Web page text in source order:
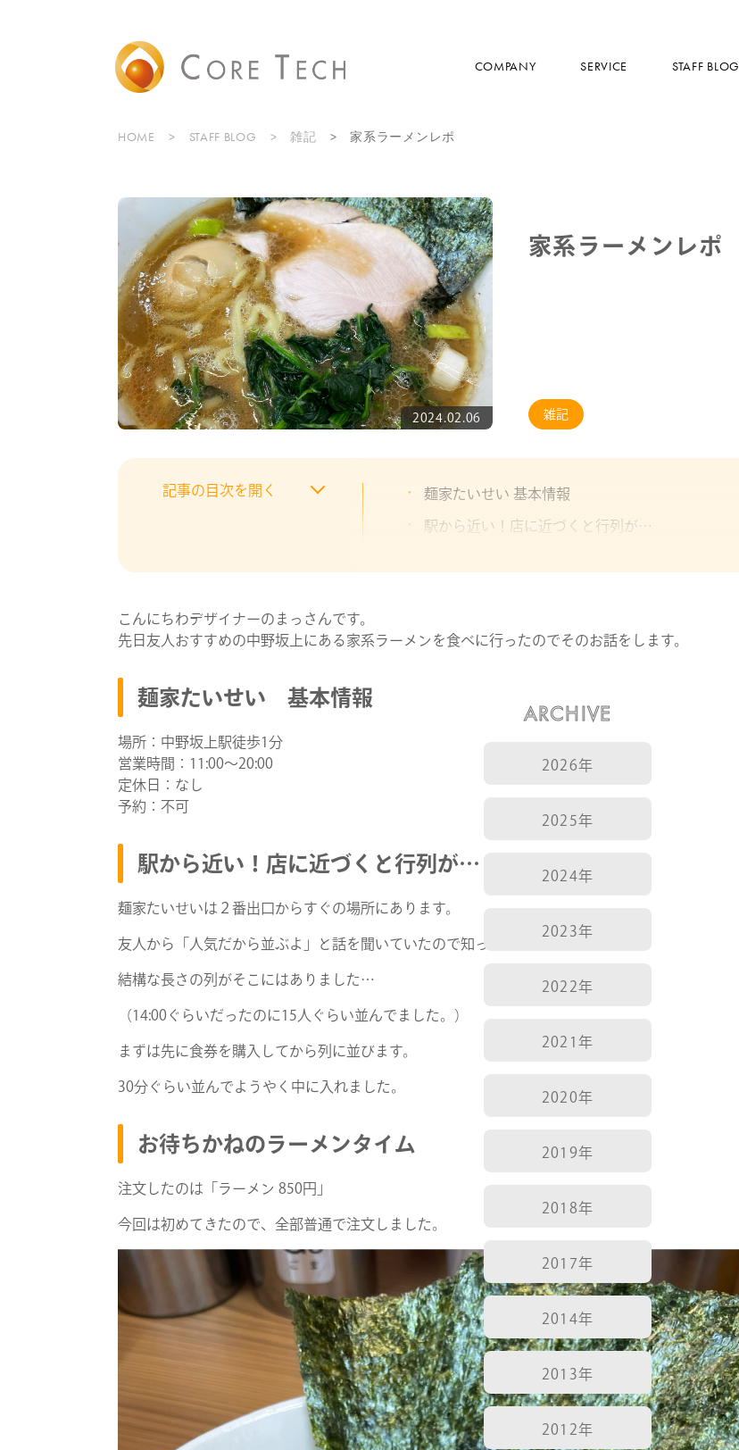
COMPANY SERVICE STAFF BLOG
HOME STAFF BLOG 雑記 家系ラーメンレポ
2024.02.06
家系ラーメンレポ
雑記
記事の目次を開く 麺家たいせい 基本情報
駅から近い！店に近づくと行列が…
こんにちわデザイナーのまっさんです。
先日友人おすすめの中野坂上にある家系ラーメンを食べに行ったのでそのお話をします。
麺家たいせい 基本情報
場所：中野坂上駅徒歩1分
営業時間：11:00～20:00
定休日：なし
予約：不可
駅から近い！店に近づくと行列が…
麺家たいせいは２番出口からすぐの場所にあります。
友人から「人気だから並ぶよ」と話を聞いていたので知ってはいましたが、
結構な長さの列がそこにはありました…
（14:00ぐらいだったのに15人ぐらい並んでました。）
まずは先に食券を購入してから列に並びます。
30分ぐらい並んでようやく中に入れました。
お待ちかねのラーメンタイム
注文したのは「ラーメン 850円」
今回は初めてきたので、全部普通で注文しました。
ARCHIVE
2026年
2025年
2024年
2023年
2022年
2021年
2020年
2019年
2018年
2017年
2014年
2013年
2012年